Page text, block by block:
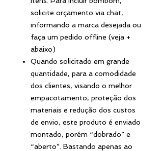
solicite orçamento via chat,
informando a marca desejada ou
faça um pedido offline (veja +
abaixo)
Quando solicitado em grande
quantidade, para a comodidade
dos clientes, visando o melhor
empacotamento, proteção dos
materiais e redução dos custos
de envio, este produto é enviado
montado, porém “dobrado” e
“aberto”. Bastando apenas ao